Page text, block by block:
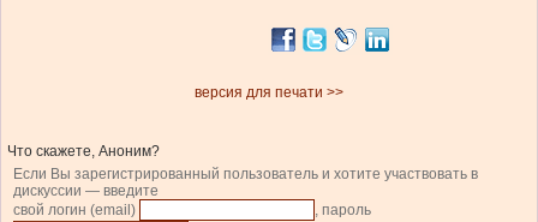
версия для печати >>
Что скажете, Аноним?
Если Вы зарегистрированный пользователь и хотите участвовать в
дискуссии — введите
свой логин (email)
, пароль